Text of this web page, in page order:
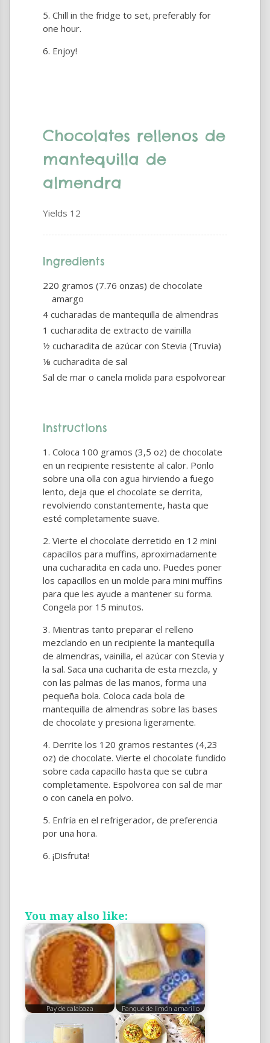
Chill in the fridge to set, preferably for
one hour.
Enjoy!
Chocolates rellenos de
mantequilla de
almendra
Yields 12
Ingredients
220 gramos (7.76 onzas) de chocolate
amargo
4 cucharadas de mantequilla de almendras
1 cucharadita de extracto de vainilla
½ cucharadita de azúcar con Stevia (Truvia)
⅛ cucharadita de sal
Sal de mar o canela molida para espolvorear
Instructions
Coloca 100 gramos (3,5 oz) de chocolate
en un recipiente resistente al calor. Ponlo
sobre una olla con agua hirviendo a fuego
lento, deja que el chocolate se derrita,
revolviendo constantemente, hasta que
esté completamente suave.
Vierte el chocolate derretido en 12 mini
capacillos para muffins, aproximadamente
una cucharadita en cada uno. Puedes poner
los capacillos en un molde para mini muffins
para que les ayude a mantener su forma.
Congela por 15 minutos.
Mientras tanto preparar el relleno
mezclando en un recipiente la mantequilla
de almendras, vainilla, el azúcar con Stevia y
la sal. Saca una cucharita de esta mezcla, y
con las palmas de las manos, forma una
pequeña bola. Coloca cada bola de
mantequilla de almendras sobre las bases
de chocolate y presiona ligeramente.
Derrite los 120 gramos restantes (4,23
oz) de chocolate. Vierte el chocolate fundido
sobre cada capacillo hasta que se cubra
completamente. Espolvorea con sal de mar
o con canela en polvo.
Enfría en el refrigerador, de preferencia
por una hora.
¡Disfruta!
You may also like:
Pay de calabaza Panqué de limón amarillo